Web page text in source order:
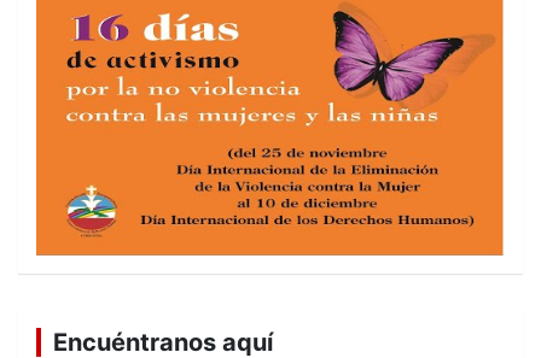
Encuéntranos aquí